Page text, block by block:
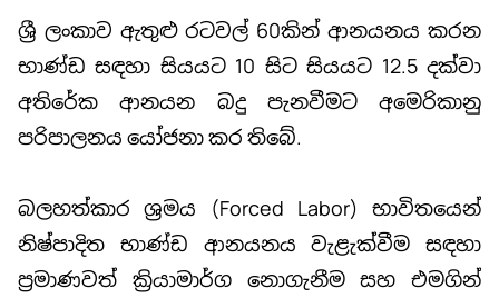
ශ්‍රී ලංකාව ඇතුළු රටවල් 60කින් ආනයනය කරන
භාණ්ඩ සඳහා සියයට 10 සිට සියයට 12.5 දක්වා
අතිරේක ආනයන බදු පැනවීමට අමෙරිකානු
පරිපාලනය යෝජනා කර තිබේ.
බලහත්කාර ශ්‍රමය (Forced Labor) භාවිතයෙන්
නිෂ්පාදිත භාණ්ඩ ආනයනය වැළැක්වීම සඳහා
ප්‍රමාණවත් ක්‍රියාමාර්ග නොගැනීම සහ එමගින්